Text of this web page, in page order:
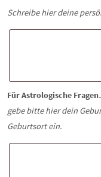
Schreibe hier deine
Für Astrologische
gebe bitte hier dein
Geburtsort ein.